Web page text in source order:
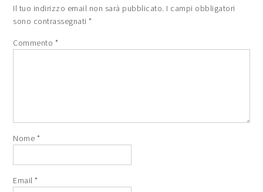
Il tuo indirizzo email non sarà pubblicato. I campi obbligatori
sono contrassegnati*
Commento *
Nome *
Email*